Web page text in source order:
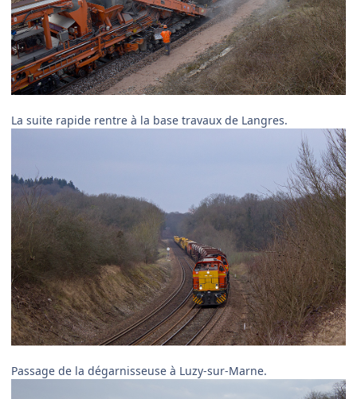
La suite rapide rentre à la base travaux de Langres.
Passage de la dégarnisseuse à Luzy-sur-Marne.